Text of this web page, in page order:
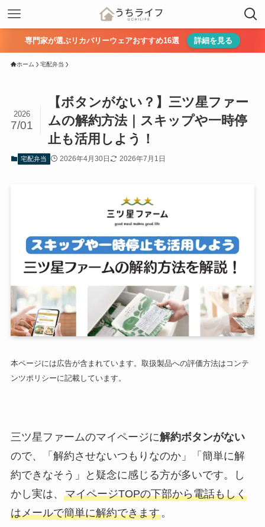
専門家が選ぶリカバリーウェアおすすめ16選 詳細を見る
ホーム 宅配弁当
【ボタンがない？】三ツ星ファー
ムの解約方法｜スキップや一時停
止も活用しよう！
2026
7/01
宅配弁当 2026年4月30日 2026年7月1日
本ページには広告が含まれています。取扱製品への評価方法はコンテ
ンツポリシーに記載しています。
三ツ星ファームのマイページに解約ボタンがない
ので、「解約させないつもりなのか」「簡単に解
約できなそう」と疑念に感じる方が多いです。し
かし実は、 マイページTOPの下部から電話もしく
はメールで簡単に解約できます。